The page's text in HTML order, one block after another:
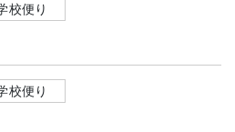
校便り
校便り